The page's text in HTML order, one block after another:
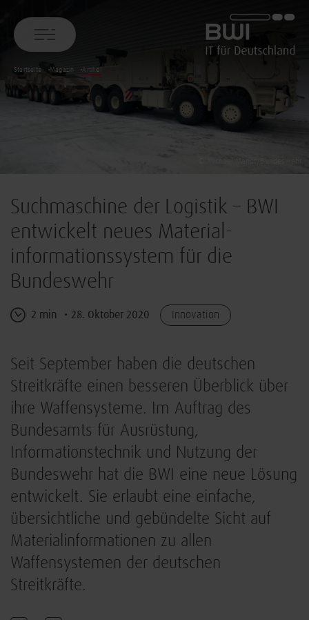
BWI GmbH
Startseite Magazin Artikel
Suchmaschine der Logistik – BWI
entwickelt neues Material-
informationssystem für die
Bundeswehr
2 min 28. Oktober 2020 Innovation
Seit September haben die deutschen
Streitkräfte einen besseren Überblick über
ihre Waffensysteme. Im Auftrag des
Bundesamts für Ausrüstung,
Informationstechnik und Nutzung der
Bundeswehr hat die BWI eine neue Lösung
entwickelt. Sie erlaubt eine einfache,
übersichtliche und gebündelte Sicht auf
Materialinformationen zu allen
Waffensystemen der deutschen
Streitkräfte.